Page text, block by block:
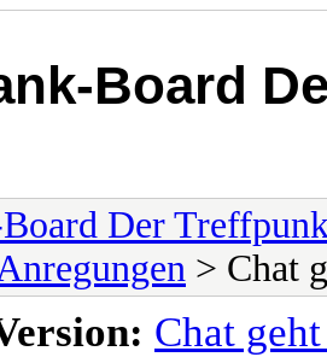
Board
Der
> Chat
Chat